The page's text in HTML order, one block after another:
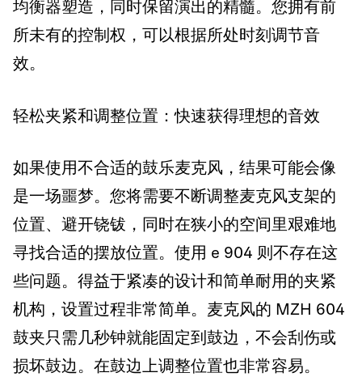
均衡器塑造，同时保留演出的精髓。您拥有前
所未有的控制权，可以根据所处时刻调节音
效。
轻松夹紧和调整位置：快速获得理想的音效
如果使用不合适的鼓乐麦克风，结果可能会像
是一场噩梦。您将需要不断调整麦克风支架的
位置、避开铙钹，同时在狭小的空间里艰难地
寻找合适的摆放位置。使用 e 904 则不存在这
些问题。得益于紧凑的设计和简单耐用的夹紧
机构，设置过程非常简单。麦克风的 MZH 604
鼓夹只需几秒钟就能固定到鼓边，不会刮伤或
损坏鼓边。在鼓边上调整位置也非常容易。